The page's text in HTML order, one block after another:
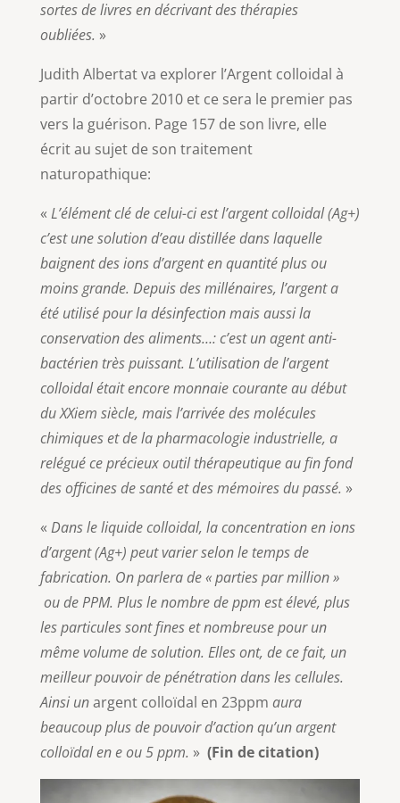
sortes de livres en décrivant des thérapies
oubliées. »
Judith Albertat va explorer l’Argent colloidal à
partir d’octobre 2010 et ce sera le premier pas
vers la guérison. Page 157 de son livre, elle
écrit au sujet de son traitement
naturopathique:
« L’élément clé de celui-ci est l’argent colloidal (Ag+)
c’est une solution d’eau distillée dans laquelle
baignent des ions d’argent en quantité plus ou
moins grande. Depuis des millénaires, l’argent a
été utilisé pour la désinfection mais aussi la
conservation des aliments…: c’est un agent anti-
bactérien très puissant. L’utilisation de l’argent
colloidal était encore monnaie courante au début
du XXiem siècle, mais l’arrivée des molécules
chimiques et de la pharmacologie industrielle, a
relégué ce précieux outil thérapeutique au fin fond
des officines de santé et des mémoires du passé. »
« Dans le liquide colloidal, la concentration en ions
d’argent (Ag+) peut varier selon le temps de
fabrication. On parlera de « parties par million »
ou de PPM. Plus le nombre de ppm est élevé, plus
les particules sont fines et nombreuse pour un
même volume de solution. Elles ont, de ce fait, un
meilleur pouvoir de pénétration dans les cellules.
Ainsi unargent colloïdal en 23ppm aura
beaucoup plus de pouvoir d’action qu’un argent
colloïdal en e ou 5 ppm. » (Fin de citation)